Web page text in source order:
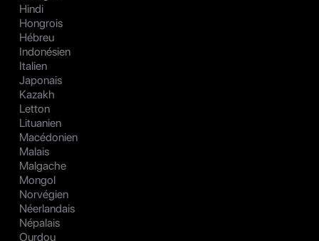
Hindi
Hongrois
Hébreu
Indonésien
Italien
Japonais
Kazakh
Letton
Lituanien
Macédonien
Malais
Malgache
Mongol
Norvégien
Néerlandais
Népalais
Ourdou